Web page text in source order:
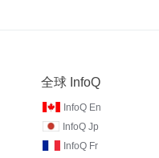
全球 InfoQ
InfoQ En
InfoQ Jp
InfoQ Fr